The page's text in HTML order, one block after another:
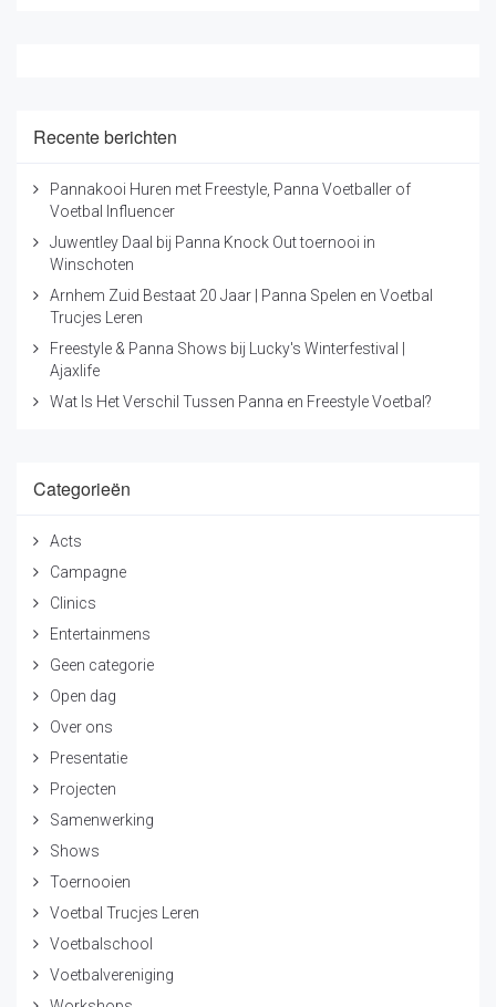
Recente berichten
Pannakooi Huren met Freestyle, Panna Voetballer of
Voetbal Influencer
Juwentley Daal bij Panna Knock Out toernooi in
Winschoten
Arnhem Zuid Bestaat 20 Jaar | Panna Spelen en Voetbal
Trucjes Leren
Freestyle & Panna Shows bij Lucky's Winterfestival |
Ajaxlife
Wat Is Het Verschil Tussen Panna en Freestyle Voetbal?
Categorieën
Acts
Campagne
Clinics
Entertainmens
Geen categorie
Open dag
Over ons
Presentatie
Projecten
Samenwerking
Shows
Toernooien
Voetbal Trucjes Leren
Voetbalschool
Voetbalvereniging